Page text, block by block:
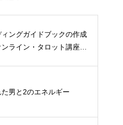
ィングガイドブックの作成
ンライン・タロット講座料
た男と2のエネルギー